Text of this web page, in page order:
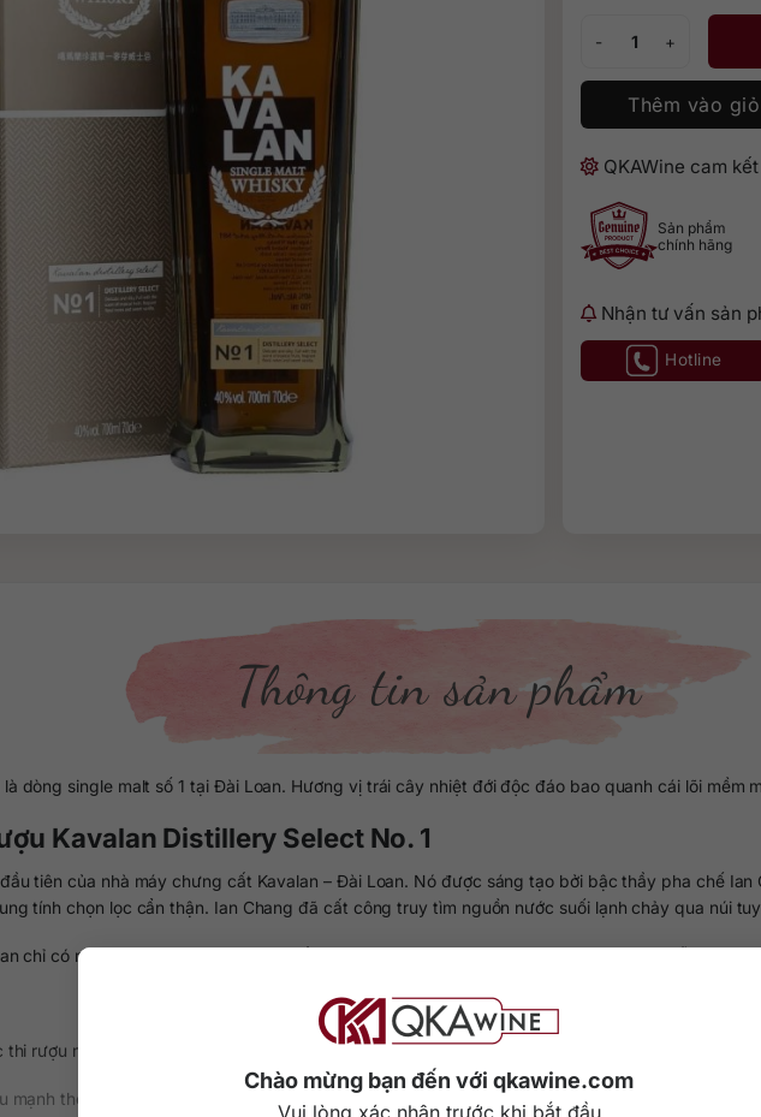
Chào mừng bạn đến với qkawine.com
Vui lòng xác nhận trước khi bắt đầu
Thêm vào
QKAWine cam kết
Sản phẩm
chính hãng
Nhận tư vấn sản
Hotline
Thông tin sản phẩm
dòng single malt số 1 tại Đài Loan. Hương vị trái cây nhiệt đới độc đáo bao quanh cái lõi mềm
Kavalan Distillery Select No. 1
tiên của nhà máy chưng cất Kavalan – Đài Loan. Nó được sáng tạo bởi bậc thầy pha chế
tính chọn lọc cẩn thận. Ian Chang đã cất công truy tìm nguồn nước suối lạnh chảy qua núi
chỉ có mức giá khoảng 1.380.000 đồng/chai 700m tại thị trường Việt Nam. Bạn đã sẵn sàng
rượu mạnh thế giới San Francisco 2021.
thế giới San Francisco 2020.